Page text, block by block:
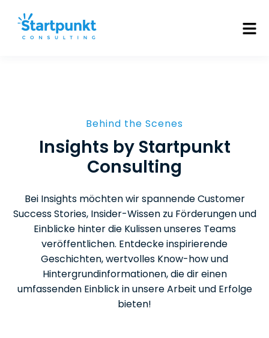
Behind the Scenes
Insights by Startpunkt
Consulting
Bei Insights möchten wir spannende Customer
Success Stories, Insider-Wissen zu Förderungen und
Einblicke hinter die Kulissen unseres Teams
veröffentlichen. Entdecke inspirierende
Geschichten, wertvolles Know-how und
Hintergrundinformationen, die dir einen
umfassenden Einblick in unsere Arbeit und Erfolge
bieten!